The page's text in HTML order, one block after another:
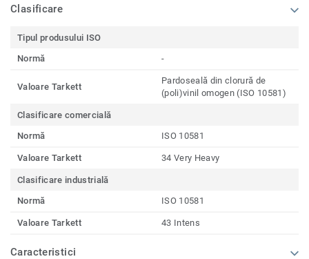
Clasificare
Tipul produsului ISO
Normă
-
Valoare Tarkett
Pardoseală din clorură de
(poli)vinil omogen (ISO 10581)
Clasificare comercială
Normă
ISO 10581
Valoare Tarkett 34 Very Heavy
Clasificare industrială
Normă
ISO 10581
Valoare Tarkett 43 Intens
Caracteristici